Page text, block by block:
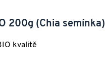
200g (Chia semínka)
kvalitě